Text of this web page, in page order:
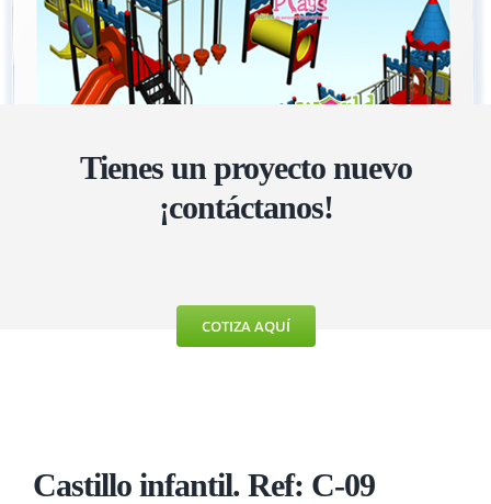
JUEGOS INFANTILES
ACCESORIOS
Tienes un proyecto nuevo
¡contáctanos!
COTIZA AQUÍ
Castillo infantil. Ref: C-09